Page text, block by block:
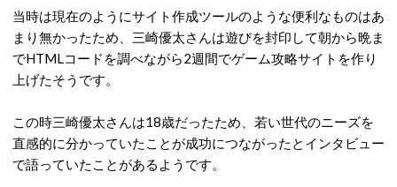
当時は現在のようにサイト作成ツールのような便利なものはあ
まり無かったため、三崎優太さんは遊びを封印して朝から晩ま
でHTMLコードを調べながら2週間でゲーム攻略サイトを作り
上げたそうです。
この時三崎優太さんは18歳だったため、若い世代のニーズを
直感的に分かっていたことが成功につながったとインタビュー
で語っていたことがあるようです。